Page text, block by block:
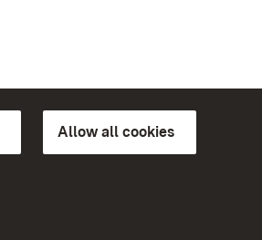
Allow all cookies